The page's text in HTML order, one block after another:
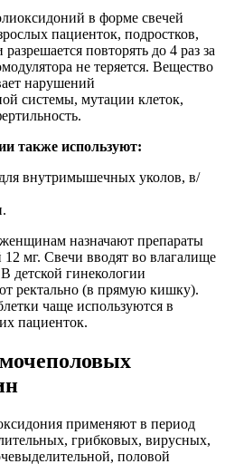
в форме свечей
пациенток, подростков,
повторять до 4 раз за
не теряется. Вещество
нарушений
системы, мутации клеток,
также используют:
внутримышечных уколов, в/
назначают препараты
мг. Свечи вводят во влагалище
детской гинекологии
ректально (в прямую кишку).
чаще используются в
пациенток.
применяют в период
грибковых, вирусных,
половой